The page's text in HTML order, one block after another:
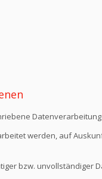
werden, auf
bzw. unvollständiger